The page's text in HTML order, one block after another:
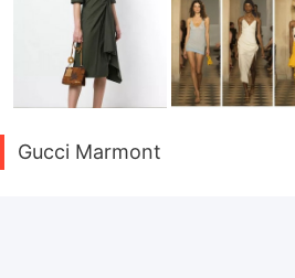
Gucci Marmont